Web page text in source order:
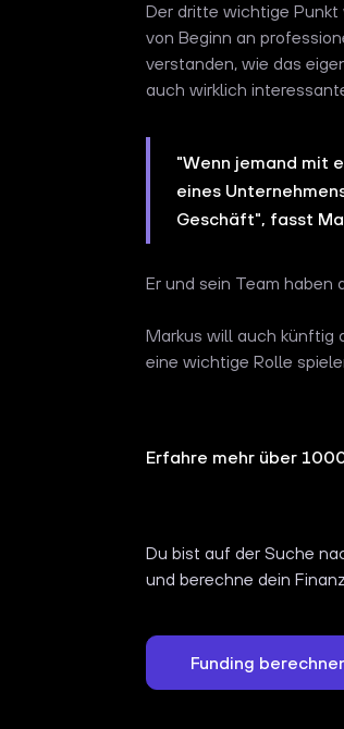
Der dritte wichtige Punkt
von Beginn an
verstanden, wie das
auch wirklich
"Wenn jemand mit
eines
Geschäft", fasst
Er und sein Team haben
Markus will auch künftig
eine wichtige Rolle
Erfahre mehr über
Du bist auf der Suche
und berechne dein
Funding